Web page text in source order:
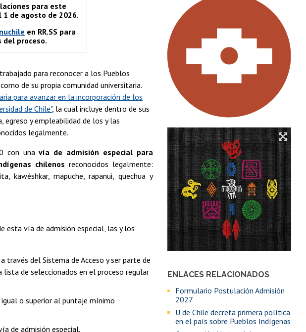
ENLACES RELACIONADOS
Formulario Postulación Admisión
2027
U de Chile decreta primera política
en el país sobre Pueblos Indígenas
para este
de agosto de 2026.
en RR.SS para
del proceso.
para reconocer a los Pueblos
de su propia comunidad universitaria.
para avanzar en la incorporación de los
de Chile", la cual incluye dentro de sus
egreso y empleabilidad de los y las
legalmente.
con unavía de admisión especial para
chilenos reconocidos legalmente:
kawéshkar, mapuche, rapanui, quechua y
esta vía de admisión especial, las y los
través del Sistema de Acceso y ser parte de
de seleccionados en el proceso regular
o superior al puntaje mínimo
de admisión especial.